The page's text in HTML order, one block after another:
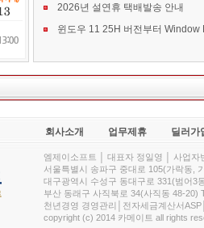
2026년 설연휴 택배발송 안내
회사소개 업무제휴 딜러가
엠제이소프트 │ 대표자 정일영 │ 사업
서울특별시 송파구 중대로 105(가락동,
대구광역시 수성구 동대구로 331(범어3
부산 동래구 사직북로 34(사직동 48-20)
천년경영 경영관리│전자세금계산서
copyright (c) 2014 카메이트 all rights